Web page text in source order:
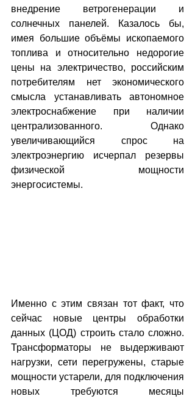
внедрение ветрогенерации и
солнечных панелей. Казалось бы,
имея большие объёмы ископаемого
топлива и относительно недорогие
цены на электричество, российским
потребителям нет экономического
смысла устанавливать автономное
электроснабжение при наличии
централизованного. Однако
увеличивающийся спрос на
электроэнергию исчерпал резервы
физической мощности
энергосистемы.
Именно с этим связан тот факт, что
сейчас новые центры обработки
данных (ЦОД) строить стало сложно.
Трансформаторы не выдерживают
нагрузки, сети перегружены, старые
мощности устарели, для подключения
новых требуются месяцы